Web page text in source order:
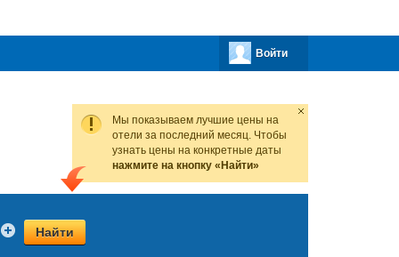
Войти
Мы показываем лучшие цены на
отели за последний месяц. Чтобы
узнать цены на конкретные даты
нажмите на кнопку «Найти»
Найти